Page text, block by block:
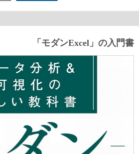
「モダンExcel」の入門書